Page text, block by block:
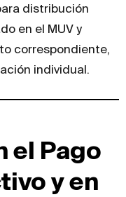
distribución
en el MUV y
correspondiente,
individual.
el Pago
y en